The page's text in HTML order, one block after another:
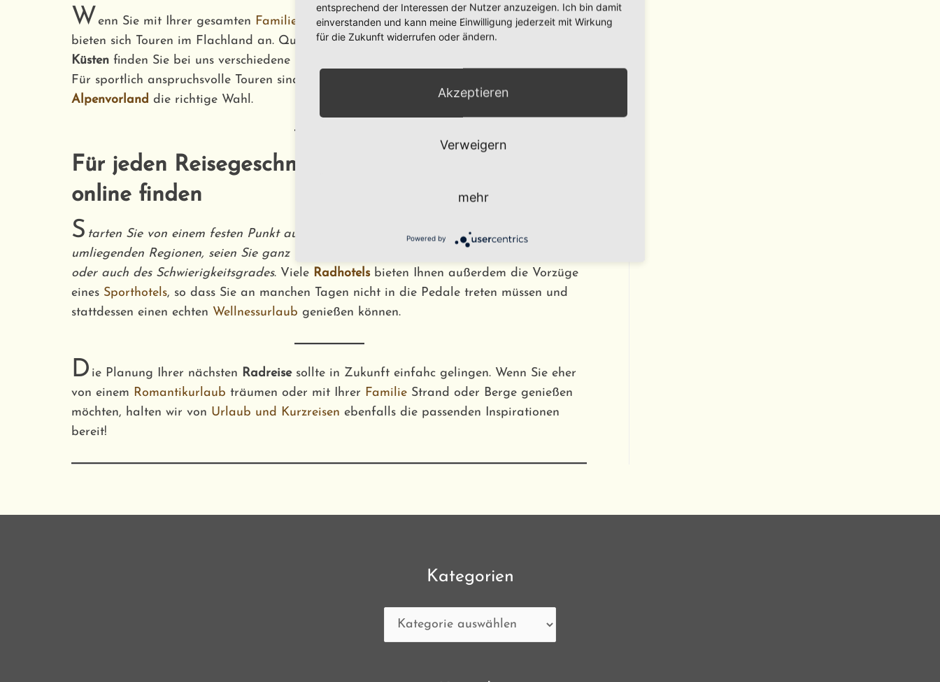
W enn Sie mit Ihrer gesamten Familie
den aktiven Reiz von Radreisen erleben möchten,
bieten sich Touren im Flachland an. Quer durch Norddeutschlandoder entlang der
Küsten finden Sie bei uns verschiedene
Für sportlich anspruchsvolle Touren sind
Alpenvorland die richtige Wahl.
Für jeden Reisegeschmack die richtige Kurzreise
online finden
S tarten Sie von einem festen Punkt aus und erkunden Sie während ihrer Tagestouren die
umliegenden Regionen, seien Sie ganz flexibel bei der Auswahl der Länge ihrer Strecke
oder auch des Schwierigkeitsgrades. Viele Radhotelsbieten Ihnen außerdem die Vorzüge
eines Sporthotels, so dass Sie an manchen Tagen nicht in die Pedale treten müssen und
stattdessen einen echten Wellnessurlaub genießen können.
D ie Planung Ihrer nächsten Radreisesollte in Zukunft einfahc gelingen. Wenn Sie eher
von einem Romantikurlaub träumen oder mit Ihrer Familie Strand oder Berge genießen
möchten, halten wir von Urlaub und Kurzreisen ebenfalls die passenden Inspirationen
bereit!
Kategorien
Kategorien
entsprechend der Interessen der Nutzer anzuzeigen. Ich bin damit
einverstanden und kann meine Einwilligung jederzeit mit Wirkung
für die Zukunft widerrufen oder ändern.
Akzeptieren
Verweigern
mehr
Powered by